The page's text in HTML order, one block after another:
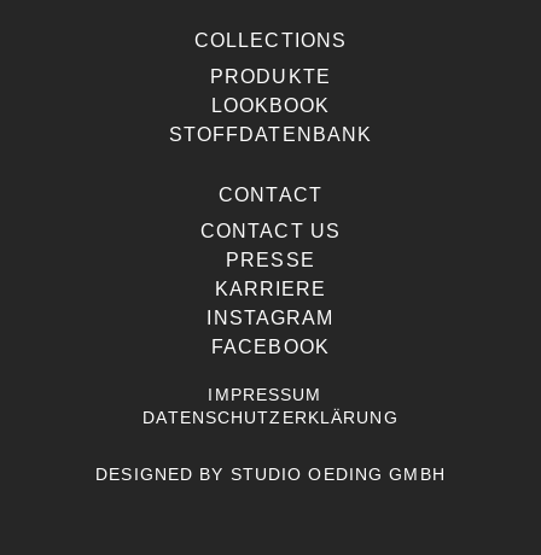
COLLECTIONS
PRODUKTE
LOOKBOOK
STOFFDATENBANK
CONTACT
CONTACT US
PRESSE
KARRIERE
INSTAGRAM
FACEBOOK
IMPRESSUM
DATENSCHUTZERKLÄRUNG
DESIGNED BY STUDIO OEDING GMBH